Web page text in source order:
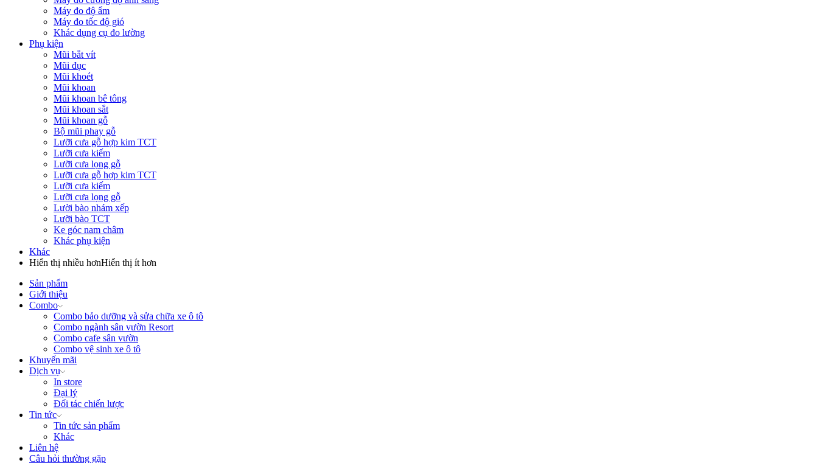
Máy đo độ ẩm
Máy đo tốc độ gió
Khác dụng cụ đo lường
Phụ kiện
Mũi bắt vít
Mũi đục
Mũi khoét
Mũi khoan
Mũi khoan bê tông
Mũi khoan sắt
Mũi khoan gỗ
Bộ mũi phay gỗ
Lưỡi cưa gỗ hợp kim TCT
Lưỡi cưa kiếm
Lưỡi cưa lọng gỗ
Lưỡi cưa gỗ hợp kim TCT
Lưỡi cưa kiếm
Lưỡi cưa lọng gỗ
Lười bào nhám xếp
Lưỡi bào TCT
Ke góc nam châm
Khác phụ kiện
Khác
Hiển thị nhiều hơnHiển thị ít hơn
Sản phẩm
Giới thiệu
Combo
Combo bảo dưỡng và sửa chữa xe ô tô
Combo ngành sân vườn Resort
Combo cafe sân vườn
Combo vệ sinh xe ô tô
Khuyến mãi
Dịch vụ
In store
Đại lý
Đối tác chiến lược
Tin tức
Tin tức sản phẩm
Khác
Liên hệ
Câu hỏi thường gặp